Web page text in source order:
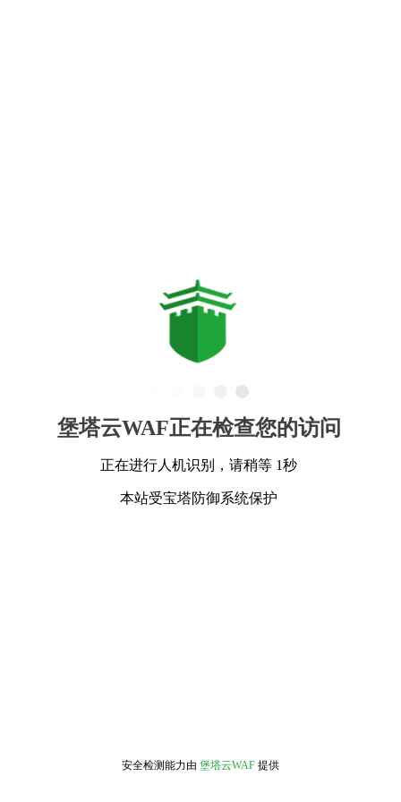
堡塔云WAF正在检查您的访问
正在进行人机识别，请稍等 1秒
本站受宝塔防御系统保护
安全检测能力由 堡塔云WAF 提供